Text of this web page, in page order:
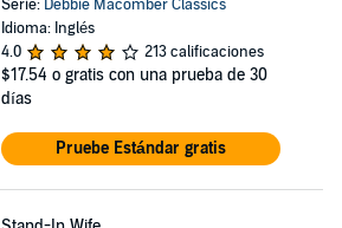
Serie: Debbie Macomber Classics
Idioma: Inglés
4.0
213 calificaciones
$17.54 o gratis con una prueba de 30
días
Pruebe Estándar gratis